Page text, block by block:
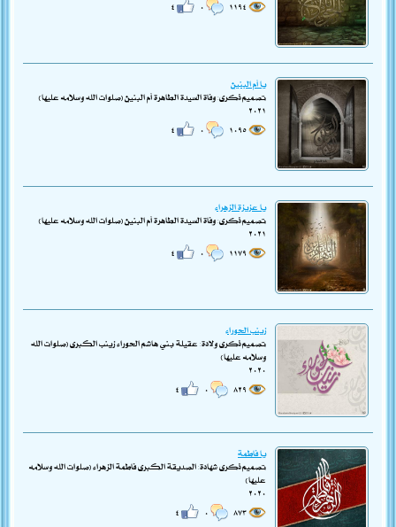
يا أم البنين
تصميم ذكرى: وفاة السيدة الطاهرة أم البنين (صلوات الله وسلامه عليها)
٢٠٢١
يا عزيزة الزهراء
تصميم ذكرى: وفاة السيدة الطاهرة أم البنين (صلوات الله وسلامه عليها)
٢٠٢١
زينب الحوراء
تصميم ذكرى ولادة: عقيلة بني هاشم الحوراء زينب الكبرى (صلوات الله
وسلامه عليها)
٢٠٢٠
يا فاطمة
تصميم ذكرى شهادة: الصديقة الكبرى فاطمة الزهراء (صلوات الله وسلامه
عليها)
٢٠٢٠